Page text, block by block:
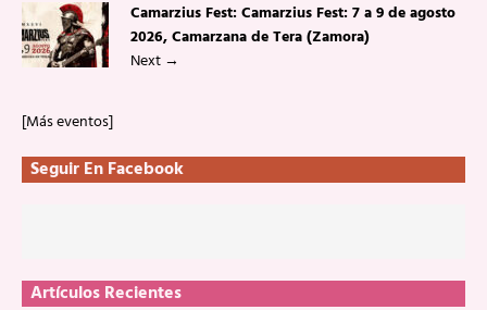
Camarzius Fest: Camarzius Fest: 7 a 9 de agosto
2026, Camarzana de Tera (Zamora)
Next →
[Más eventos]
Seguir En Facebook
Artículos Recientes